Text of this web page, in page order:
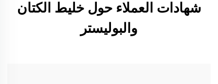
شهادات العملاء حول خليط الكتان
والبوليستر